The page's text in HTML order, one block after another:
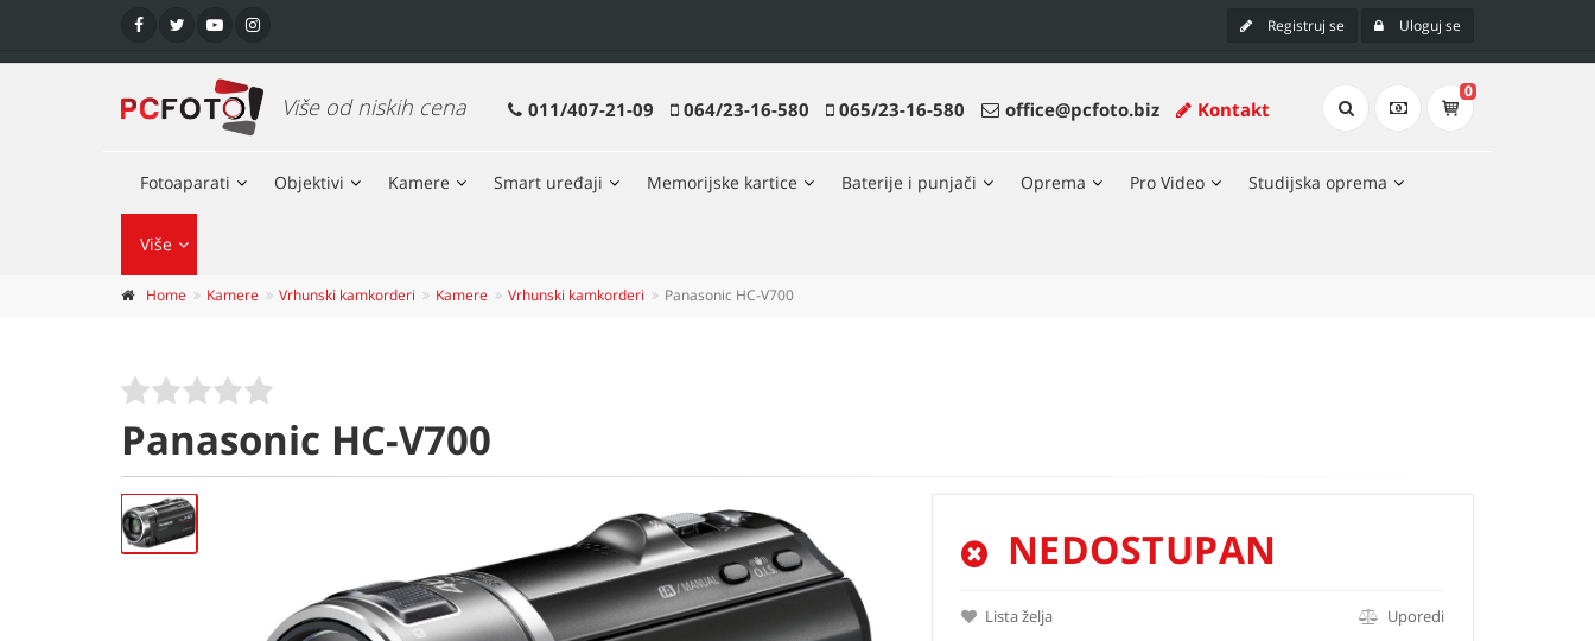
Registruj se Uloguj se
Više od niskih cena 011/407-21-09 064/23-16-580 065/23-16-580 office@pcfoto.biz Kontakt
0
Fotoaparati Objektivi Kamere Smart uređaji Memorijske kartice Baterije i punjači Oprema Pro Video Studijska oprema
Više
Home Kamere Vrhunski kamkorderi Kamere Vrhunski kamkorderi Panasonic HC-V700
Panasonic HC-V700
NEDOSTUPAN
Lista želja Uporedi